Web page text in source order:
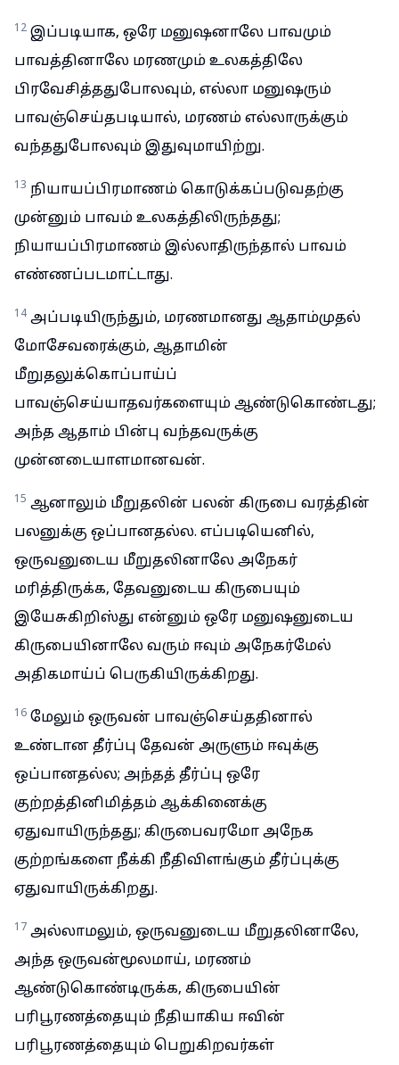
12 இப்படியாக, ஒரே மனுஷனாலே பாவமும்
பாவத்தினாலே மரணமும் உலகத்திலே
பிரவேசித்ததுபோலவும், எல்லா மனுஷரும்
பாவஞ்செய்தபடியால், மரணம் எல்லாருக்கும்
வந்ததுபோலவும் இதுவுமாயிற்று.
13 நியாயப்பிரமாணம் கொடுக்கப்படுவதற்கு
முன்னும் பாவம் உலகத்திலிருந்தது;
நியாயப்பிரமாணம் இல்லாதிருந்தால் பாவம்
எண்ணப்படமாட்டாது.
14 அப்படியிருந்தும், மரணமானது ஆதாம்முதல்
மோசேவரைக்கும், ஆதாமின்
மீறுதலுக்கொப்பாய்ப்
பாவஞ்செய்யாதவர்களையும் ஆண்டுகொண்டது;
அந்த ஆதாம் பின்பு வந்தவருக்கு
முன்னடையாளமானவன்.
15 ஆனாலும் மீறுதலின் பலன் கிருபை வரத்தின்
பலனுக்கு ஒப்பானதல்ல. எப்படியெனில்,
ஒருவனுடைய மீறுதலினாலே அநேகர்
மரித்திருக்க, தேவனுடைய கிருபையும்
இயேசுகிறிஸ்து என்னும் ஒரே மனுஷனுடைய
கிருபையினாலே வரும் ஈவும் அநேகர்மேல்
அதிகமாய்ப் பெருகியிருக்கிறது.
16 மேலும் ஒருவன் பாவஞ்செய்ததினால்
உண்டான தீர்ப்பு தேவன் அருளும் ஈவுக்கு
ஒப்பானதல்ல; அந்தத் தீர்ப்பு ஒரே
குற்றத்தினிமித்தம் ஆக்கினைக்கு
ஏதுவாயிருந்தது; கிருபைவரமோ அநேக
குற்றங்களை நீக்கி நீதிவிளங்கும் தீர்ப்புக்கு
ஏதுவாயிருக்கிறது.
17 அல்லாமலும், ஒருவனுடைய மீறுதலினாலே,
அந்த ஒருவன்மூலமாய், மரணம்
ஆண்டுகொண்டிருக்க, கிருபையின்
பரிபூரணத்தையும் நீதியாகிய ஈவின்
பரிபூரணத்தையும் பெறுகிறவர்கள்